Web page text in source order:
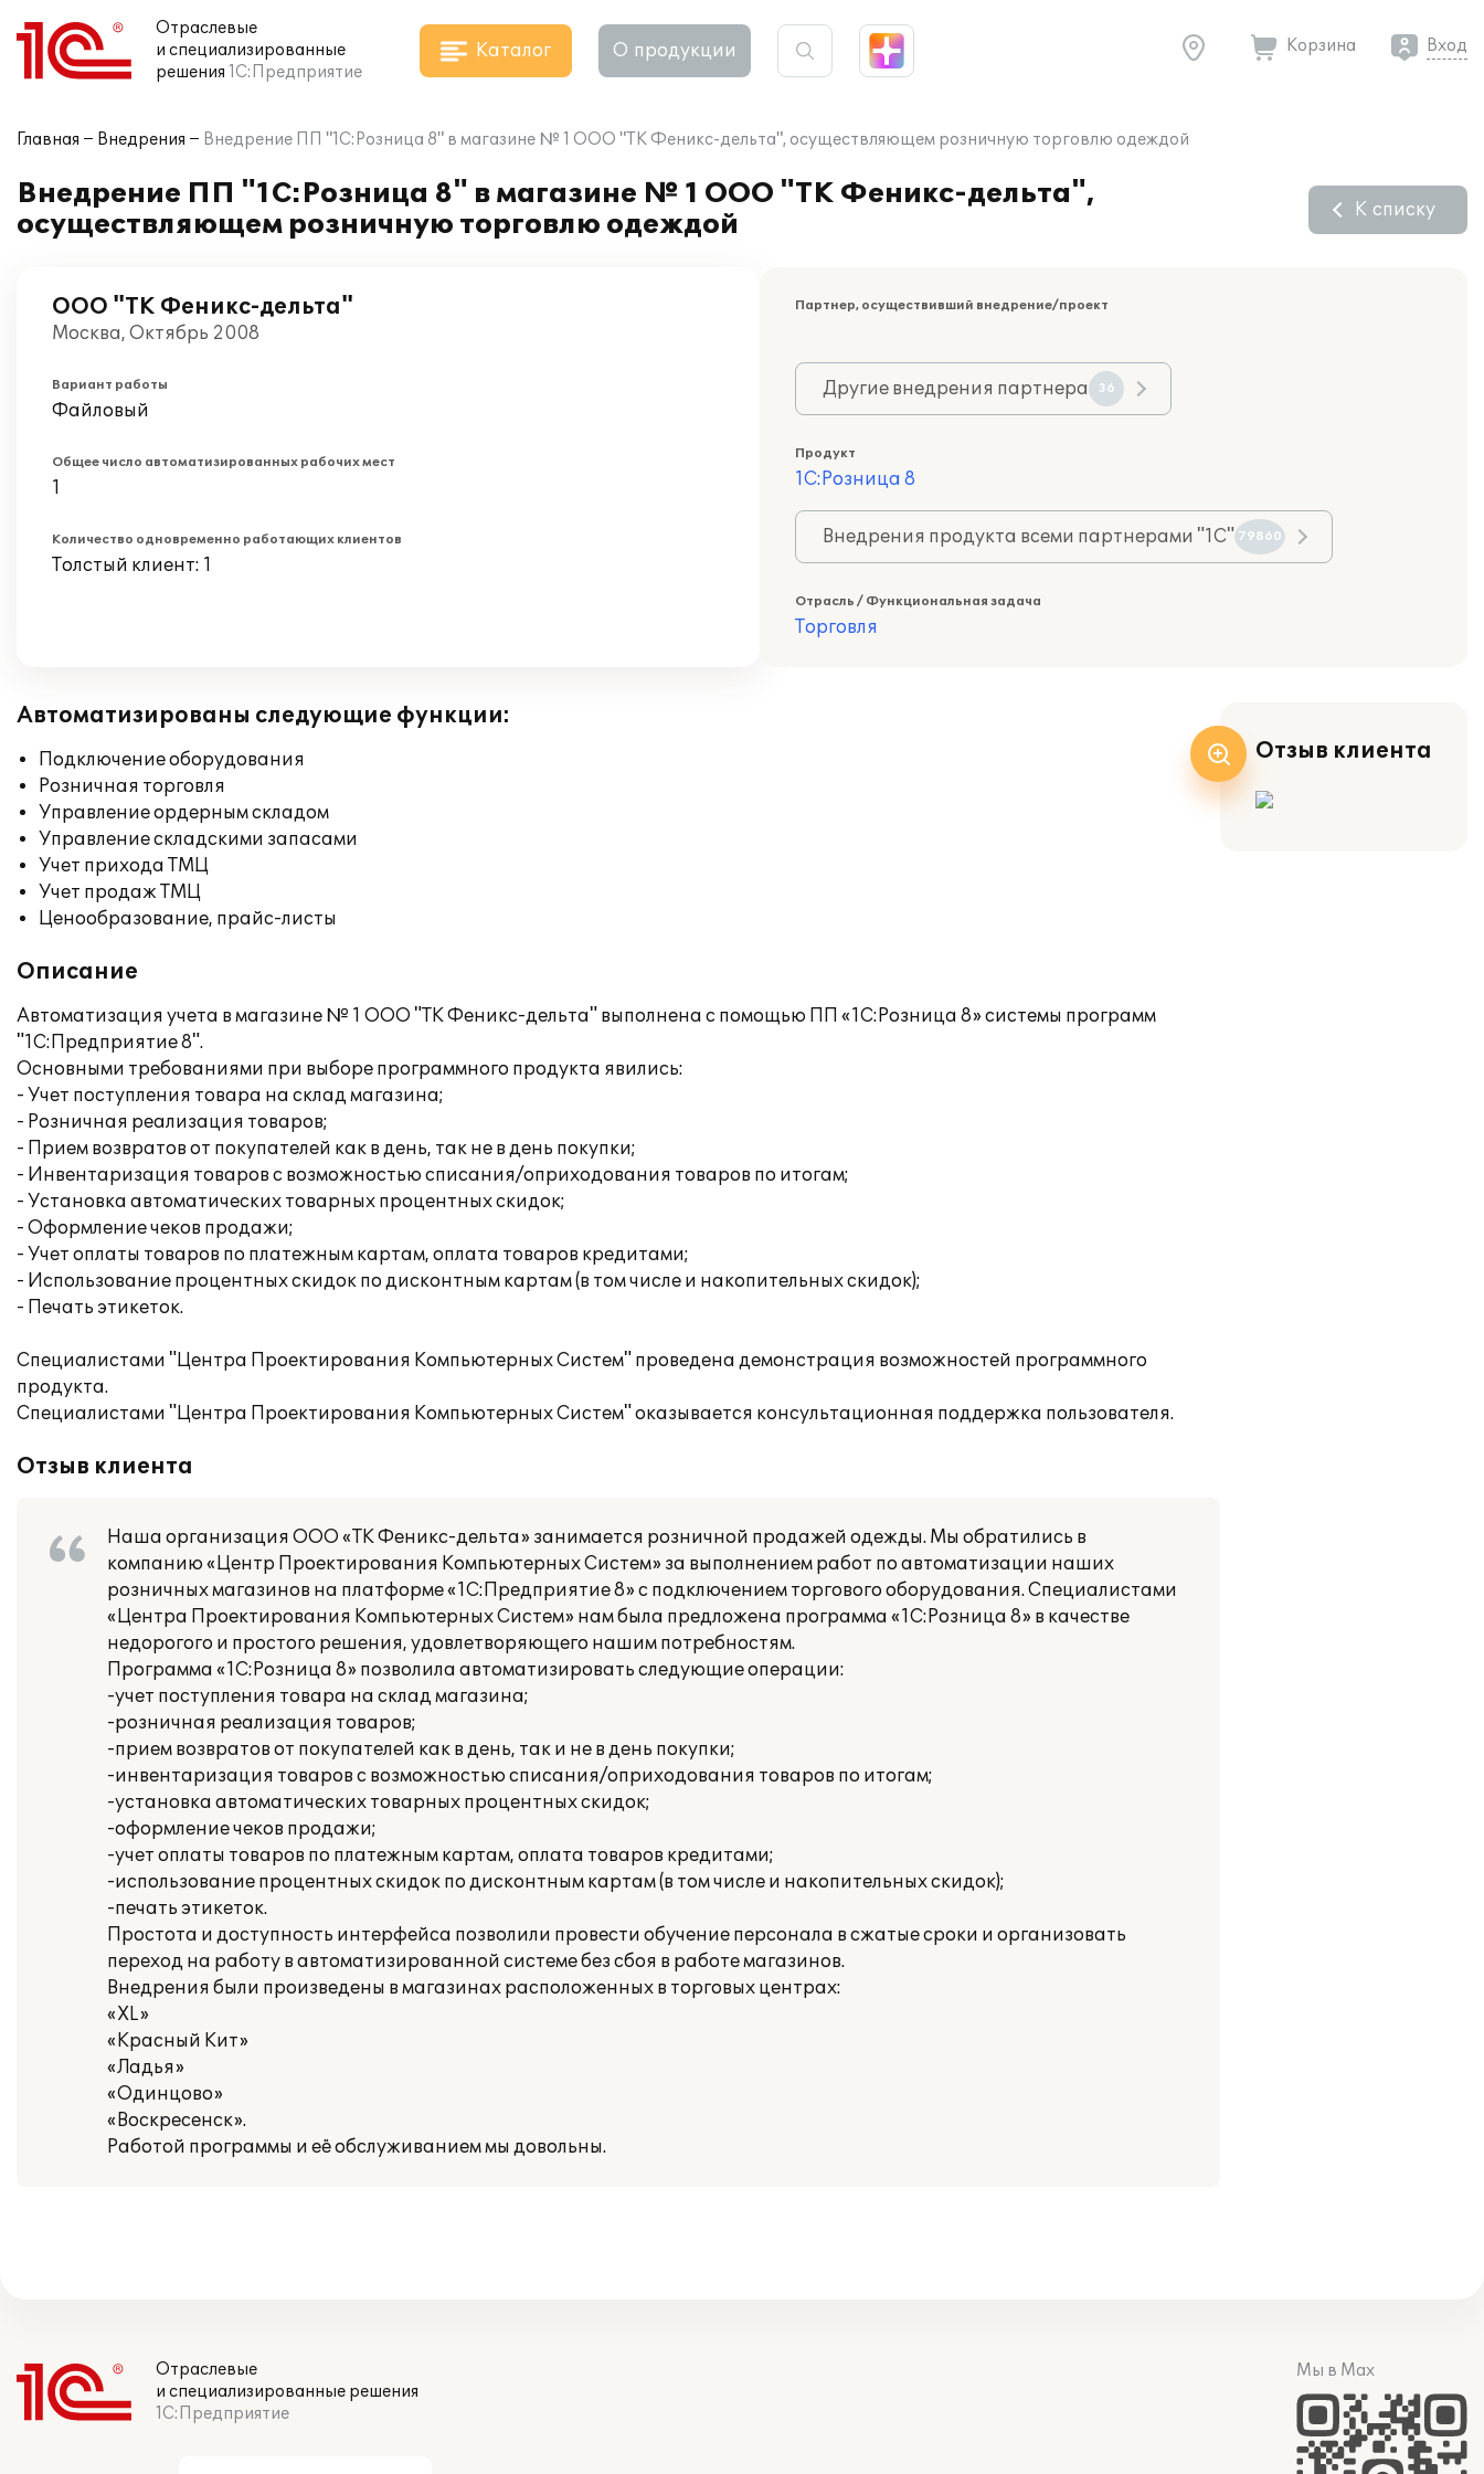
Отраслевые
и специализированные
решения 1С:Предприятие
Каталог О продукции Корзина Вход
Главная Внедрения Внедрение ПП "1С:Розница 8" в магазине № 1 ООО "ТК Феникс-дельта", осуществляющем розничную торговлю одеждой
Внедрение ПП "1С:Розница 8" в магазине № 1 ООО "ТК Феникс-дельта",
осуществляющем розничную торговлю одеждой
К списку
ООО "ТК Феникс-дельта"
Москва, Октябрь 2008
Вариант работы
Файловый
Общее число автоматизированных рабочих мест
1
Количество одновременно работающих клиентов
Толстый клиент: 1
Партнер, осуществивший внедрение/проект
Другие внедрения партнера 36
Продукт
1С:Розница 8
Внедрения продукта всеми партнерами "1С" 79860
Отрасль / Функциональная задача
Торговля
Автоматизированы следующие функции:
Подключение оборудования
Розничная торговля
Управление ордерным складом
Управление складскими запасами
Учет прихода ТМЦ
Учет продаж ТМЦ
Ценообразование, прайс-листы
Описание
Автоматизация учета в магазине № 1 ООО "ТК Феникс-дельта" выполнена с помощью ПП «1С:Розница 8» системы программ
"1С:Предприятие 8".
Основными требованиями при выборе программного продукта явились:
- Учет поступления товара на склад магазина;
- Розничная реализация товаров;
- Прием возвратов от покупателей как в день, так не в день покупки;
- Инвентаризация товаров с возможностью списания/оприходования товаров по итогам;
- Установка автоматических товарных процентных скидок;
- Оформление чеков продажи;
- Учет оплаты товаров по платежным картам, оплата товаров кредитами;
- Использование процентных скидок по дисконтным картам (в том числе и накопительных скидок);
- Печать этикеток.
Специалистами "Центра Проектирования Компьютерных Систем" проведена демонстрация возможностей программного
продукта.
Специалистами "Центра Проектирования Компьютерных Систем" оказывается консультационная поддержка пользователя.
Отзыв клиента
Наша организация ООО «ТК Феникс-дельта» занимается розничной продажей одежды. Мы обратились в
компанию «Центр Проектирования Компьютерных Систем» за выполнением работ по автоматизации наших
розничных магазинов на платформе «1С:Предприятие 8» с подключением торгового оборудования. Специалистами
«Центра Проектирования Компьютерных Систем» нам была предложена программа «1С:Розница 8» в качестве
недорогого и простого решения, удовлетворяющего нашим потребностям.
Программа «1С:Розница 8» позволила автоматизировать следующие операции:
-учет поступления товара на склад магазина;
-розничная реализация товаров;
-прием возвратов от покупателей как в день, так и не в день покупки;
-инвентаризация товаров с возможностью списания/оприходования товаров по итогам;
-установка автоматических товарных процентных скидок;
-оформление чеков продажи;
-учет оплаты товаров по платежным картам, оплата товаров кредитами;
-использование процентных скидок по дисконтным картам (в том числе и накопительных скидок);
-печать этикеток.
Простота и доступность интерфейса позволили провести обучение персонала в сжатые сроки и организовать
переход на работу в автоматизированной системе без сбоя в работе магазинов.
Внедрения были произведены в магазинах расположенных в торговых центрах:
«XL»
«Красный Кит»
«Ладья»
«Одинцово»
«Воскресенск».
Работой программы и её обслуживанием мы довольны.
Отзыв клиента
Отраслевые
и специализированные решения
1С:Предприятие
Мы в Max